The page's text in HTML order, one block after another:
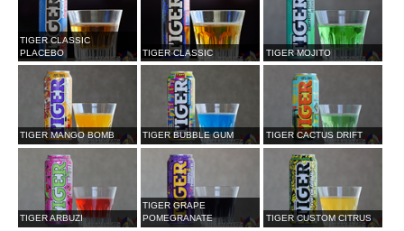
TIGER CLASSIC
PLACEBO
TIGER CLASSIC TIGER MOJITO
TIGER MANGO BOMB TIGER BUBBLE GUM TIGER CACTUS DRIFT
TIGER ARBUZI
TIGER GRAPE
POMEGRANATE
TIGER CUSTOM CITRUS